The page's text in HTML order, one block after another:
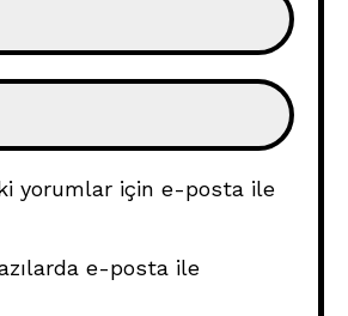
yorumlar için e-posta ile
e-posta ile